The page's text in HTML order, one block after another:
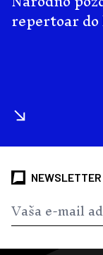
repertoar
NEWSLETTER